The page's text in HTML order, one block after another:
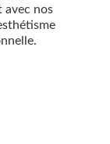
avec nos